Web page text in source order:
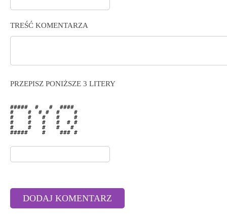
TREŚĆ KOMENTARZA
PRZEPISZ PONIŻSZE 3 LITERY
#####  #   #  ####
#    #  # #  #    #
#    #   #   #    #
#    #   #   #  # #
#    #   #   #   #
#####    #    ### #